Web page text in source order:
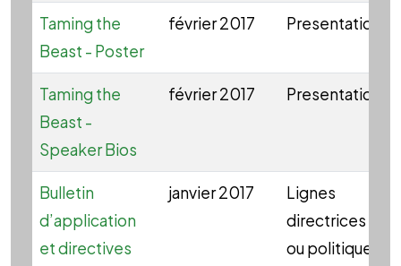
Taming the
Beast - Poster
février 2017 Presentation
Taming the
Beast -
Speaker Bios
février 2017 Presentation
Bulletin
d’application
et directives
janvier 2017
Lignes
directrices
ou politique